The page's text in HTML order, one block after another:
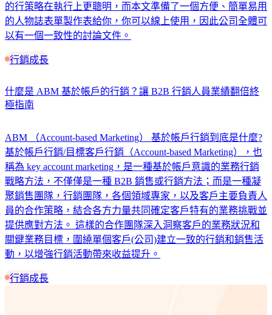
的行策略在執行上更聰明，而本文準備了一個方便、簡單易用
的人物誌表單製作表給你，你可以線上使用，因此公司全體可
以有一個一致性的討論文件。
行銷成長
什麼是 ABM 基於帳戶的行銷？讓 B2B 行銷人員業績翻倍終
極指南
ABM （Account-based Marketing） 基於帳戶行銷到底是什麼?
基於帳戶行銷/目標客戶行銷（Account-based Marketing），也
稱為 key account marketing，是一種基於帳戶意識的業務行銷
戰略方法，不僅僅是一種 B2B 銷售或行銷方法；而是一種凝
聚銷售團隊，行銷團隊，各個領域專家，以及客戶主要負責人
員的合作策略，結合各方力量共同確定客戶特有的業務挑戰並
提供應對方法。 這樣的合作團隊深入洞察客戶的業務狀況和
關鍵業務目標，圍繞單個客戶(公司)建立一致的行銷和銷售活
動，以增強行銷活動帶來收益提升。
行銷成長